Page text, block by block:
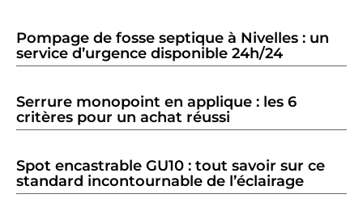
Pompage de fosse septique à Nivelles : un
service d’urgence disponible 24h/24
Serrure monopoint en applique : les 6
critères pour un achat réussi
Spot encastrable GU10 : tout savoir sur ce
standard incontournable de l’éclairage